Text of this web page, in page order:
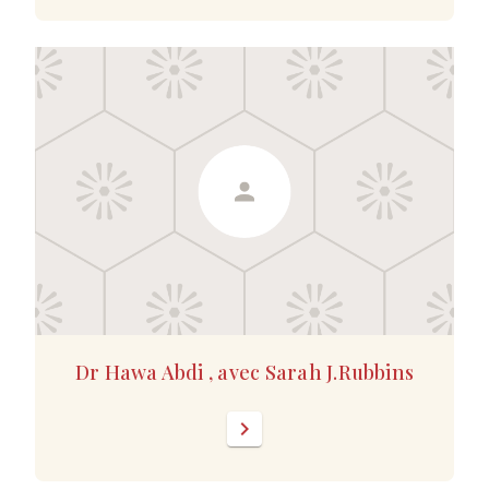
Dr Hawa Abdi , avec Sarah J.Rubbins
chevron_right